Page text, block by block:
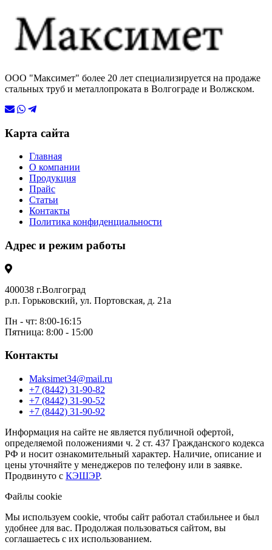
ООО "Максимет" более 20 лет специализируется на продаже
стальных труб и металлопроката в Волгограде и Волжском.
Карта сайта
Главная
О компании
Продукция
Прайс
Статьи
Контакты
Политика конфиденциальности
Адрес и режим работы
400038 г.Волгоград
р.п. Горьковский, ул. Портовская, д. 21а
Пн - чт: 8:00-16:15
Пятница: 8:00 - 15:00
Контакты
Maksimet34@mail.ru
+7 (8442) 31-90-82
+7 (8442) 31-90-52
+7 (8442) 31-90-92
Информация на сайте не является публичной офертой,
определяемой положениями ч. 2 ст. 437 Гражданского кодекса
РФ и носит ознакомительный характер. Наличие, описание и
цены уточняйте у менеджеров по телефону или в заявке.
Продвинуто с КЭШЭР.
Файлы cookie
Мы используем cookie, чтобы сайт работал стабильнее и был
удобнее для вас. Продолжая пользоваться сайтом, вы
соглашаетесь с их использованием.